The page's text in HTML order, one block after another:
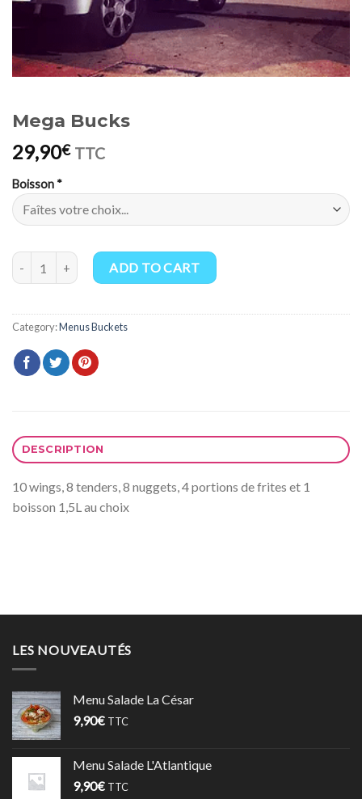
Mega Bucks
29,90€ TTC
Boisson *
Mega Bucks quantityADD TO CART
Category:Menus Buckets
DESCRIPTION
10 wings, 8 tenders, 8 nuggets, 4 portions de frites et 1
boisson 1,5L au choix
LES NOUVEAUTÉS
Menu Salade La César
9,90€ TTC
Menu Salade L'Atlantique
9,90€ TTC